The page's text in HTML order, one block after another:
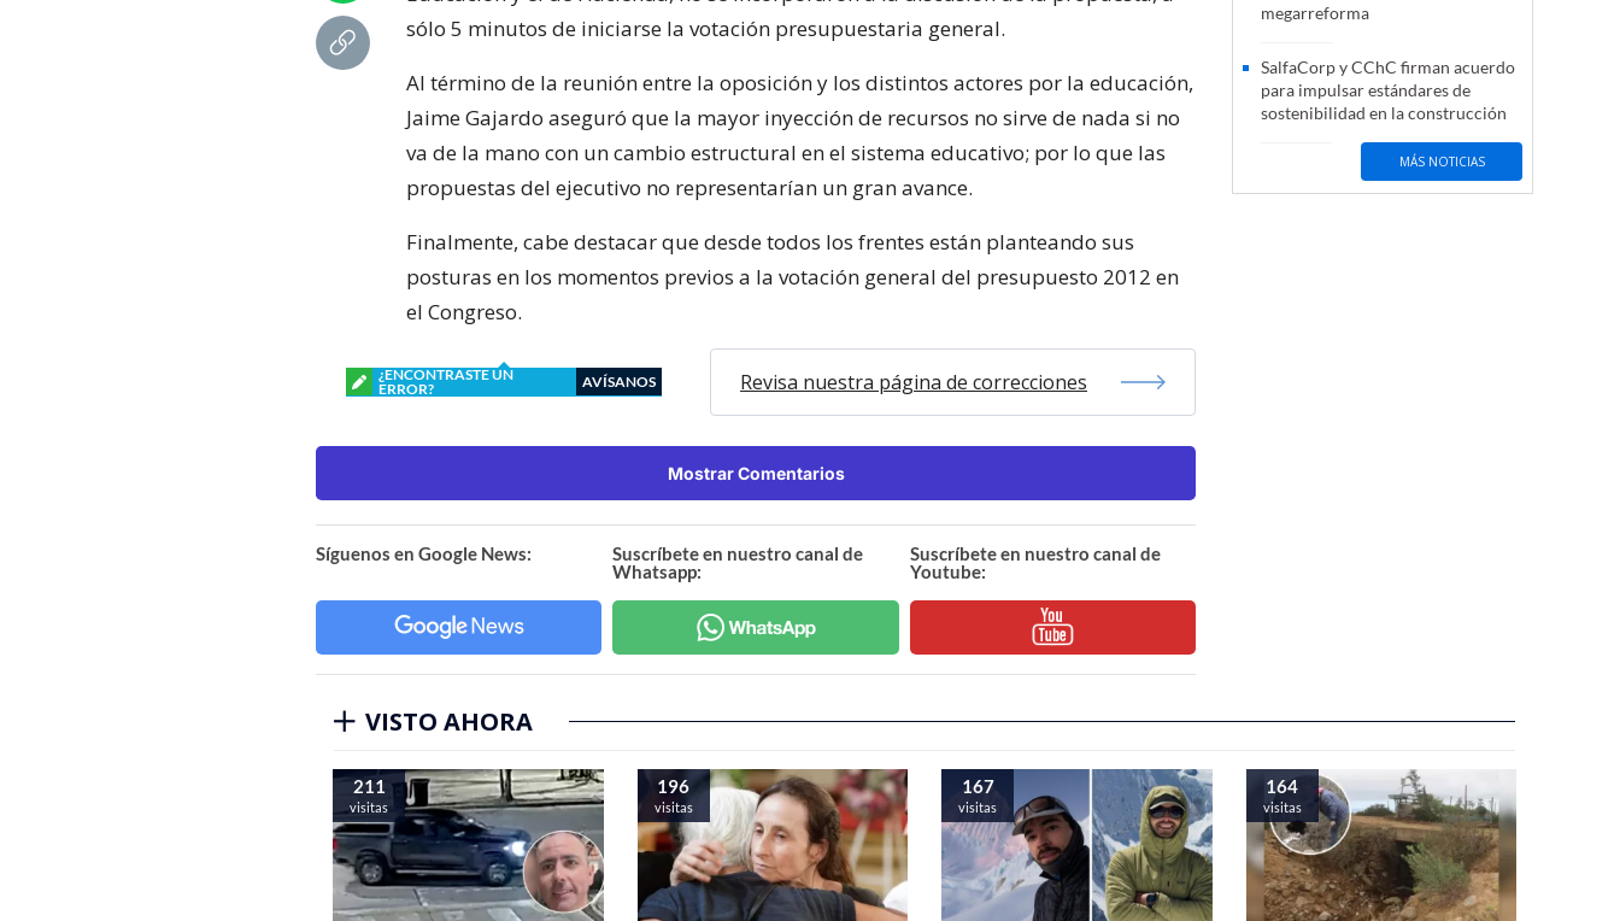
sólo 5 minutos de iniciarse la votación presupuestaria general.
Al término de la reunión entre la oposición y los distintos actores por la educación,
Jaime Gajardo aseguró que la mayor inyección de recursos no sirve de nada si no
va de la mano con un cambio estructural en el sistema educativo; por lo que las
propuestas del ejecutivo no representarían un gran avance.
Finalmente, cabe destacar que desde todos los frentes están planteando sus
posturas en los momentos previos a la votación general del presupuesto 2012 en
el Congreso.
¿ENCONTRASTE UN
ERROR?
AVÍSANOS Revisa nuestra página de correcciones
Mostrar Comentarios
Síguenos en Google News:
Suscríbete en nuestro canal de
Whatsapp:
Suscríbete en nuestro canal de
Youtube:
megarreforma
SalfaCorp y CChC firman acuerdo
para impulsar estándares de
sostenibilidad en la construcción
MÁS NOTICIAS
VISTO AHORA
211
visitas
196
visitas
167
visitas
164
visitas